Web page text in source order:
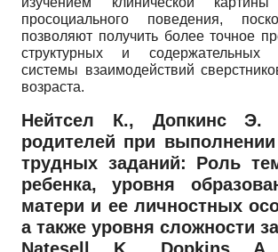
просоциального поведения,
позволяют получить более точное
структурных и содержательных
системы взаимодействий
возраста.
Нейтсел К., Допкинс Э.
родителей при
трудных заданий: Роль
ребенка, уровня
матери и ее личностных
а также уровня сложности